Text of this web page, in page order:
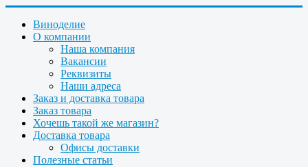
Виноделие
О компании
Наша компания
Вакансии
Реквизиты
Наши адреса
Заказ и доставка товара
Заказ товара
Хочешь такой же магазин?
Доставка товара
Офисы доставки
Полезные статьи